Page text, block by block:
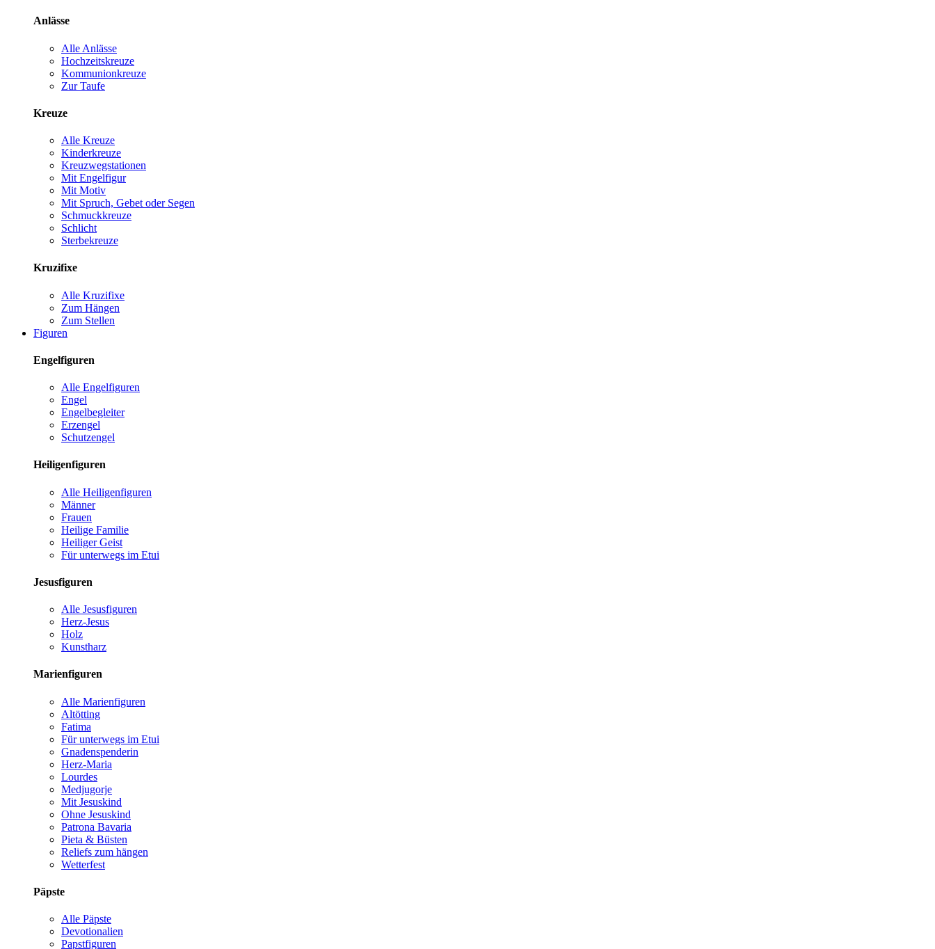
Anlässe
Alle Anlässe
Hochzeitskreuze
Kommunionkreuze
Zur Taufe
Kreuze
Alle Kreuze
Kinderkreuze
Kreuzwegstationen
Mit Engelfigur
Mit Motiv
Mit Spruch, Gebet oder Segen
Schmuckkreuze
Schlicht
Sterbekreuze
Kruzifixe
Alle Kruzifixe
Zum Hängen
Zum Stellen
Figuren
Engelfiguren
Alle Engelfiguren
Engel
Engelbegleiter
Erzengel
Schutzengel
Heiligenfiguren
Alle Heiligenfiguren
Männer
Frauen
Heilige Familie
Heiliger Geist
Für unterwegs im Etui
Jesusfiguren
Alle Jesusfiguren
Herz-Jesus
Holz
Kunstharz
Marienfiguren
Alle Marienfiguren
Altötting
Fatima
Für unterwegs im Etui
Gnadenspenderin
Herz-Maria
Lourdes
Medjugorje
Mit Jesuskind
Ohne Jesuskind
Patrona Bavaria
Pieta & Büsten
Reliefs zum hängen
Wetterfest
Päpste
Alle Päpste
Devotionalien
Papstfiguren